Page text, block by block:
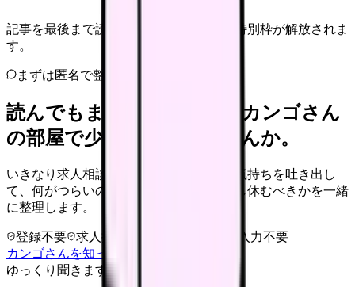
記事を最後まで読むと、転職サポートの特別枠が解放されま
す。
まずは匿名で整理
読んでもまだ苦しいなら、カンゴさん
の部屋で少し話してみませんか。
いきなり求人相談には進みません。今の気持ちを吐き出し
て、何がつらいのか、辞めるべきか、少し休むべきかを一緒
に整理します。
登録不要 求人押し売りなし
病院名は入力不要
カンゴさんを知ってから相談する
ゆっくり聞きます